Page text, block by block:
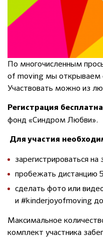
По многочисленным
of moving мы открываем
Участвовать можно из
Регистрация
фонд «Синдром Любви».
Для участия
зарегистрироваться на
пробежать дистанцию
сделать фото или
и #kinderjoyofmoving
Максимальное
комплект участника